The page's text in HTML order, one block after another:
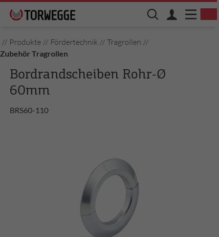
// Produkte // Fördertechnik // Tragrollen //
Zubehör Tragrollen
Bordrandscheiben Rohr-Ø
60mm
BRS60-110